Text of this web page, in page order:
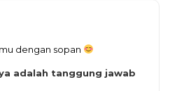
dengan sopan
adalah tanggung jawab